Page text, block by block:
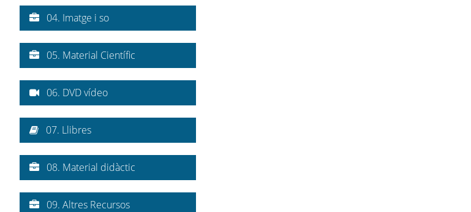
04. Imatge i so
05. Material Científic
06. DVD vídeo
07. Llibres
08. Material didàctic
09. Altres Recursos